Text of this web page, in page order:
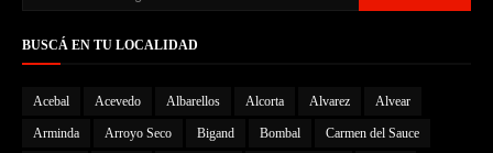
BUSCÁ EN TU LOCALIDAD
Acebal Acevedo Albarellos Alcorta Alvarez Alvear
Arminda Arroyo Seco Bigand Bombal Carmen del Sauce